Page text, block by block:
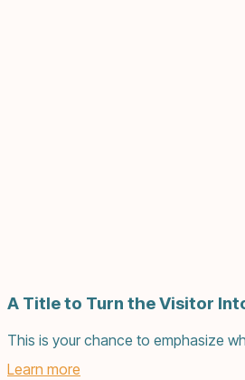
A Title to Turn the Visitor
This is your chance to emphasize
Learn more